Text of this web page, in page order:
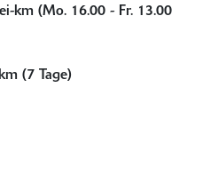
km (Mo. 16.00 - Fr. 13.00
(7 Tage)